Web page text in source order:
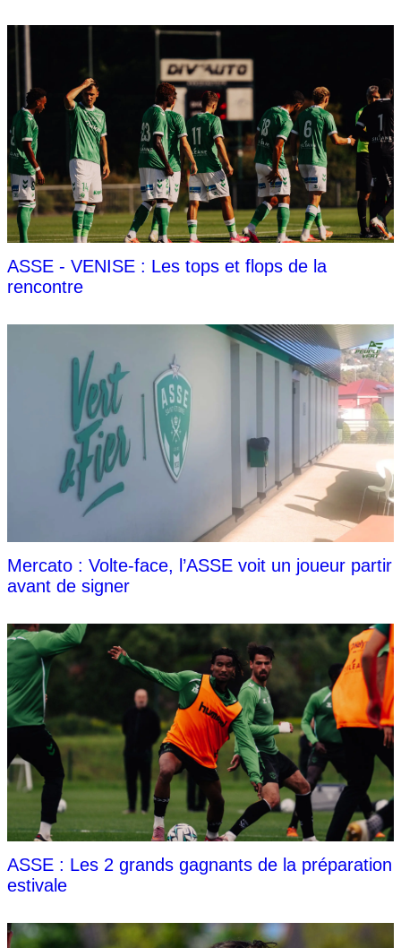
ASSE - VENISE : Les tops et flops de la
rencontre
Mercato : Volte-face, l’ASSE voit un joueur partir
avant de signer
ASSE : Les 2 grands gagnants de la préparation
estivale